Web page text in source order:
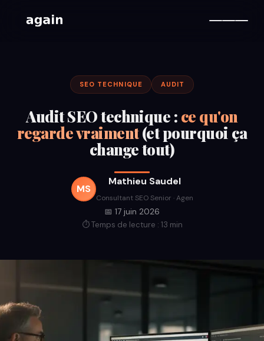
SEO TECHNIQUE AUDIT
Audit SEO technique : ce qu'on
regarde vraiment(et pourquoi ça
change tout)
MS
Mathieu Saudel
Consultant SEO Senior · Agen
📅 17 juin 2026
⏱ Temps de lecture : 13 min